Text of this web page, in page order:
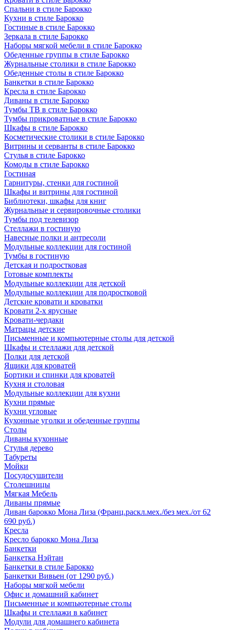
Спальни в стиле Барокко
Кухни в стиле Барокко
Гостиные в стиле Барокко
Зеркала в стиле Барокко
Наборы мягкой мебели в стиле Барокко
Обеденные группы в стиле Барокко
Журнальные столики в стиле Барокко
Обеденные столы в стиле Барокко
Банкетки в стиле Барокко
Кресла в стиле Барокко
Диваны в стиле Барокко
Тумбы ТВ в стиле Барокко
Тумбы прикроватные в стиле Барокко
Шкафы в стиле Барокко
Косметические столики в стиле Барокко
Витрины и серванты в стиле Барокко
Стулья в стиле Барокко
Комоды в стиле Барокко
Гостиная
Гарнитуры, стенки для гостиной
Шкафы и витрины для гостиной
Библиотеки, шкафы для книг
Журнальные и сервировочные столики
Тумбы под телевизор
Стеллажи в гостиную
Навесные полки и антресоли
Модульные коллекции для гостиной
Тумбы в гостиную
Детская и подростковая
Готовые комплекты
Модульные коллекции для детской
Модульные коллекции для подростковой
Детские кровати и кроватки
Кровати 2-х ярусные
Кровати-чердаки
Матрацы детские
Письменные и компьютерные столы для детской
Шкафы и стеллажи для детской
Полки для детской
Ящики для кроватей
Бортики и спинки для кроватей
Кухня и столовая
Модульные коллекции для кухни
Кухни прямые
Кухни угловые
Кухонные уголки и обеденные группы
Столы
Диваны кухонные
Стулья дерево
Табуреты
Мойки
Посудосушители
Столешницы
Мягкая Мебель
Диваны прямые
Диван барокко Мона Лиза (Франц.раскл.мех./без мех./от 62
690 руб.)
Кресла
Кресло барокко Мона Лиза
Банкетки
Банкетка Нэйтан
Банкетки в стиле Барокко
Банкетки Вивьен (от 1290 руб.)
Наборы мягкой мебели
Офис и домашний кабинет
Письменные и компьютерные столы
Шкафы и стеллажи в кабинет
Модули для домашнего кабинета